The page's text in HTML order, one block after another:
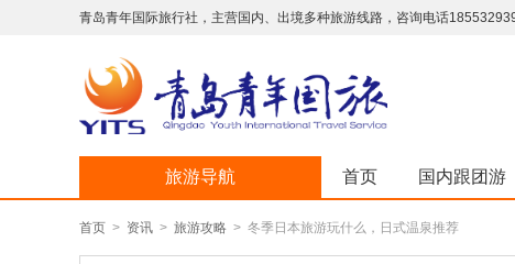
青岛青年国际旅行社，主营国内、出境多种旅游线路，咨询电话
旅游导航 首页 国内跟团游
首页 > 资讯 > 旅游攻略 > 冬季日本旅游玩什么，日式温泉推荐